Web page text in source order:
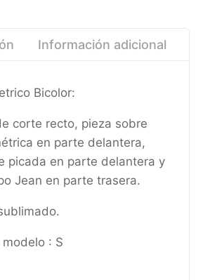
Información adicional
Bicolor:
corte recto, pieza sobre
en parte delantera,
picada en parte delantera y
Jean en parte trasera.
: S